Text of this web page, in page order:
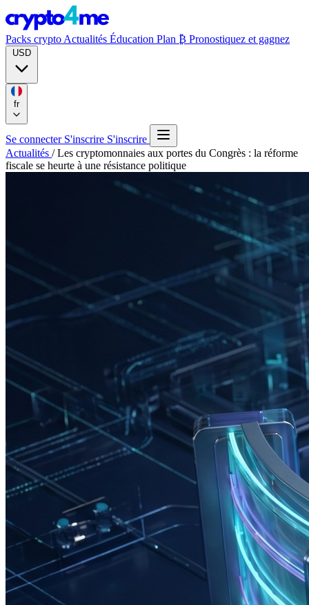
Packs crypto Actualités Éducation Plan ₿ Pronostiquez et gagnez
fr
Se connecter S'inscrire S'inscrire
Actualités / Les cryptomonnaies aux portes du Congrès : la réforme
fiscale se heurte à une résistance politique